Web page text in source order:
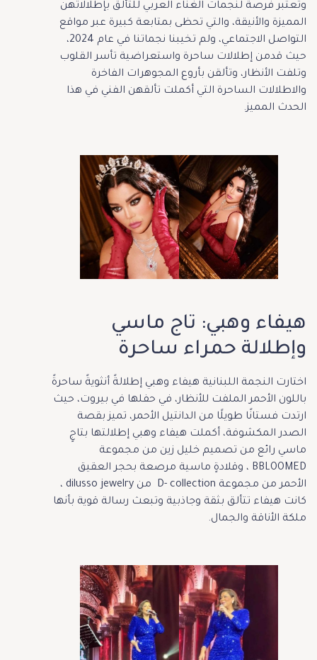
وتعتبر فرصة لنجمات الغناء العربي للتألق بإطلالاتهن
المميزة والأنيقة، والتي تحظى بمتابعة كبيرة عبر مواقع
التواصل الاجتماعي، ولم تخيبنا نجماتنا في عام 2024،
حيث قدمن إطلالات ساحرة واستعراضية تأسر القلوب
وتلفت الأنظار، وتألقن بأروع المجوهرات الفاخرة
والاطلالات الساحرة التي أكملت تألقهن الفني في هذا
الحدث المميز.
هيفاء وهبي: تاج ماسي
وإطلالة حمراء ساحرة
اختارت النجمة اللبنانية هيفاء وهبي إطلالةً أنثويةً ساحرةً
باللون الأحمر الملفت للأنظار، في حفلها في بيروت، حيث
ارتدت فستانًا طويلًا من الدانتيل الأحمر، تميز بقصة
الصدر المكشوفة، أكملت هيفاء وهبي إطلالتها بتاجٍ
ماسي رائع من تصميم خليل زين من مجموعة
BBLOOMED ، وقلادةٍ ماسية مرصعة بحجر العقيق
الأحمر من مجموعة D- collection من dilusso jewelry ،
كانت هيفاء تتألق بثقة وجاذبية وتبعث رسالة قوية بأنها
ملكة الأناقة والجمال.